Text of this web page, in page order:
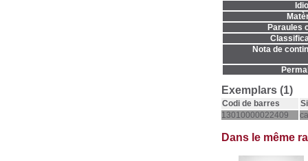
Paraules
Nota de
Exemplars (1)
Codi de barres
13010000022409
Dans le même